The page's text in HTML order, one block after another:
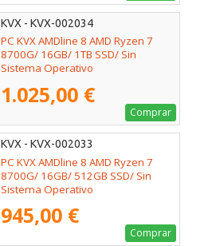
KVX - KVX-002034
PC KVX AMDline 8 AMD Ryzen 7
8700G/ 16GB/ 1TB SSD/ Sin
Sistema Operativo
1.025,00 €
Comprar
KVX - KVX-002033
PC KVX AMDline 8 AMD Ryzen 7
8700G/ 16GB/ 512GB SSD/ Sin
Sistema Operativo
945,00 €
Comprar